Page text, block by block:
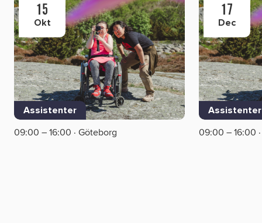
15
Okt
Assistenter
09:00 – 16:00 · Göteborg
17
Dec
Assistenter
09:00 – 16:00